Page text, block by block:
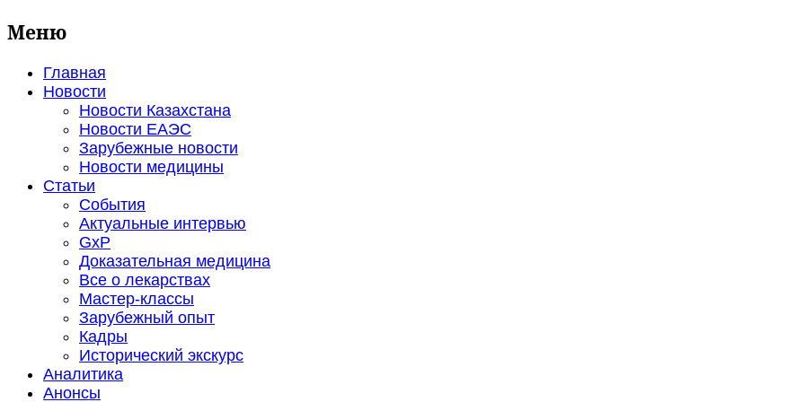
Меню
Главная
Новости
Новости Казахстана
Новости ЕАЭС
Зарубежные новости
Новости медицины
Статьи
События
Актуальные интервью
GxP
Доказательная медицина
Все о лекарствах
Мастер-классы
Зарубежный опыт
Кадры
Исторический экскурс
Аналитика
Анонсы